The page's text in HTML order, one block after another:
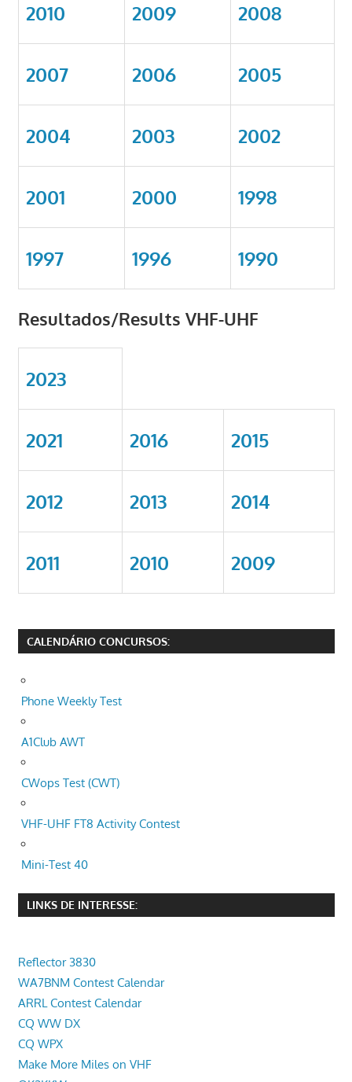
2010 2009 2008
2007 2006 2005
2004 2003 2002
2001 2000 1998
1997 1996 1990
Resultados/Results VHF-UHF
2023
2021 2016 2015
2012 2013 2014
2011 2010 2009
CALENDÁRIO CONCURSOS:
Phone Weekly Test
A1Club AWT
CWops Test (CWT)
VHF-UHF FT8 Activity Contest
Mini-Test 40
LINKS DE INTERESSE:
Reflector 3830
WA7BNM Contest Calendar
ARRL Contest Calendar
CQ WW DX
CQ WPX
Make More Miles on VHF